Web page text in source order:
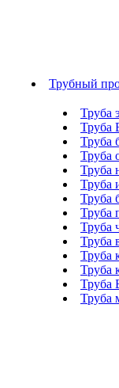
Трубный
Труба
Труба
Труба
Труба
Труба
Труба
Труба
Труба
Труба
Труба
Труба
Труба
Труба
Труба